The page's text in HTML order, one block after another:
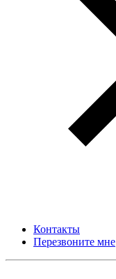
Контакты
Перезвоните мне